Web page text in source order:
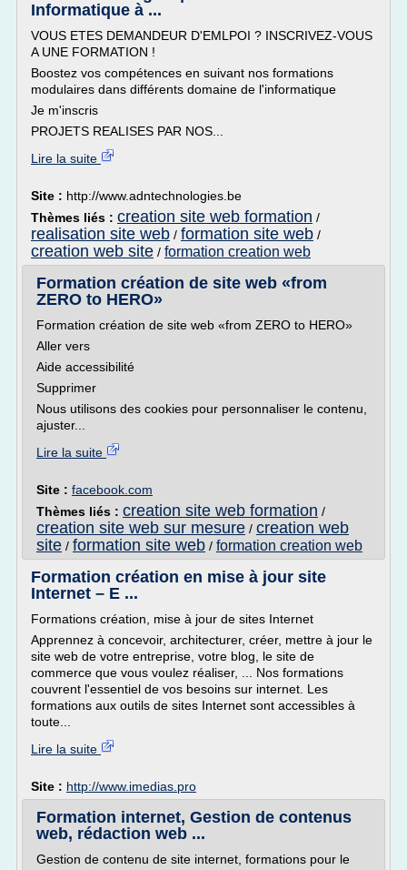
Informatique à ...
VOUS ETES DEMANDEUR D'EMLPOI ? INSCRIVEZ-VOUS
A UNE FORMATION !
Boostez vos compétences en suivant nos formations
modulaires dans différents domaine de l'informatique
Je m'inscris
PROJETS REALISES PAR NOS...
Lire la suite
Site : http://www.adntechnologies.be
Thèmes liés : creation site web formation /
realisation site web / formation site web /
creation web site / formation creation web
Formation création de site web «from
ZERO to HERO»
Formation création de site web «from ZERO to HERO»
Aller vers
Aide accessibilité
Supprimer
Nous utilisons des cookies pour personnaliser le contenu,
ajuster...
Lire la suite
Site : facebook.com
Thèmes liés : creation site web formation /
creation site web sur mesure / creation web
site / formation site web / formation creation web
Formation création en mise à jour site
Internet – E ...
Formations création, mise à jour de sites Internet
Apprennez à concevoir, architecturer, créer, mettre à jour le
site web de votre entreprise, votre blog, le site de
commerce que vous voulez réaliser, ... Nos formations
couvrent l'essentiel de vos besoins sur internet. Les
formations aux outils de sites Internet sont accessibles à
toute...
Lire la suite
Site : http://www.imedias.pro
Formation internet, Gestion de contenus
web, rédaction web ...
Gestion de contenu de site internet, formations pour le